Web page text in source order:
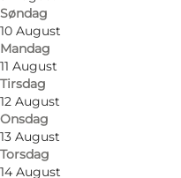
Søndag
10 August
Mandag
11 August
Tirsdag
12 August
Onsdag
13 August
Torsdag
14 August